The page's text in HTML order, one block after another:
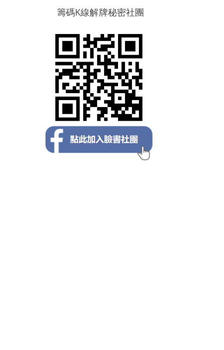
籌碼K線解牌秘密社團